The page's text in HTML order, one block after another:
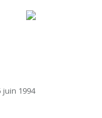
1994